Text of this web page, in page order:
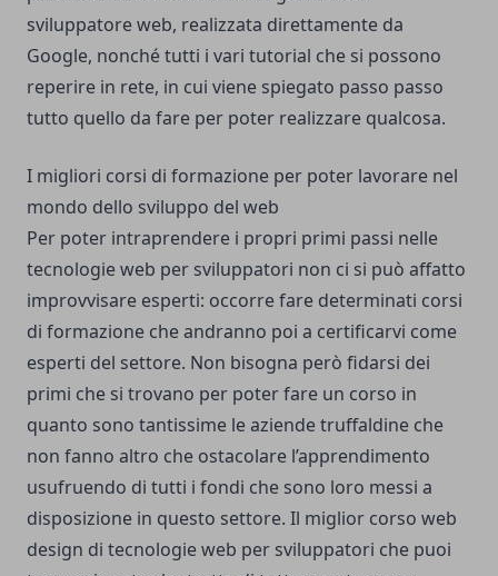
sviluppatore web, realizzata direttamente da
Google, nonché tutti i vari tutorial che si possono
reperire in rete, in cui viene spiegato passo passo
tutto quello da fare per poter realizzare qualcosa.
I migliori corsi di formazione per poter lavorare nel
mondo dello sviluppo del web
Per poter intraprendere i propri primi passi nelle
tecnologie web per sviluppatori non ci si può affatto
improvvisare esperti: occorre fare determinati corsi
di formazione che andranno poi a certificarvi come
esperti del settore. Non bisogna però fidarsi dei
primi che si trovano per poter fare un corso in
quanto sono tantissime le aziende truffaldine che
non fanno altro che ostacolare l’apprendimento
usufruendo di tutti i fondi che sono loro messi a
disposizione in questo settore. Il miglior corso web
design di tecnologie web per sviluppatori che puoi